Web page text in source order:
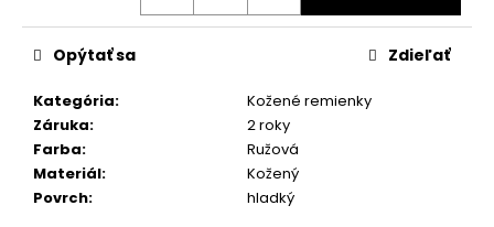
Kategória:
Kožené remienky
Záruka:
2 roky
Farba:
Ružová
Materiál:
Kožený
Povrch: hladký
Opýtať sa Zdieľať
a
m
KOŽENÝ
TMAVOMODRÝ
REMIENOK
NA